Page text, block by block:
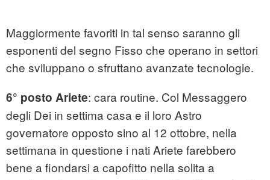
Maggiormente favoriti in tal senso saranno gli
esponenti del segno Fisso che operano in settori
che sviluppano o sfruttano avanzate tecnologie.
6° posto Ariete: cara routine. Col Messaggero
degli Dei in settima casa e il loro Astro
governatore opposto sino al 12 ottobre, nella
settimana in questione i nati Ariete farebbero
bene a fiondarsi a capofitto nella solita a